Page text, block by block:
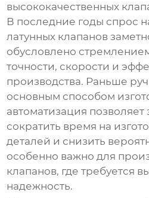
высококачественных
В последние годы спрос
латунных клапанов
обусловлено
точности, скорости и
производства. Раньше
основным способом
автоматизация позволяет
сократить время на
деталей и снизить
особенно важно для
клапанов, где требуется
надежность.